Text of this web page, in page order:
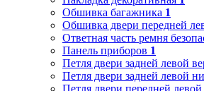
Обшивка багажника 1
Обшивка двери передней
Ответная часть ремня
Панель приборов 1
Петля двери задней левой
Петля двери задней левой
Петля двери передней левой